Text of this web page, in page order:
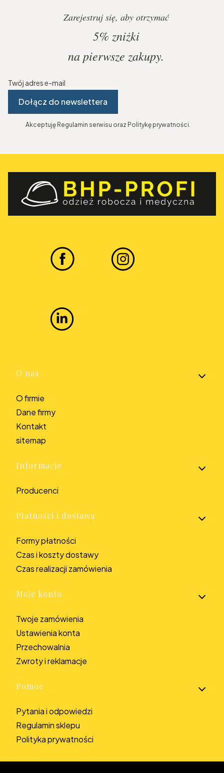
Zarejestruj się, aby otrzymać
5% zniżki
na pierwsze zakupy.
Twój adres e-mail
Dołącz do newslettera
Akceptuję Regulamin serwisu oraz Politykę prywatności.
Linki w stopce
O nas
O firmie
Dane firmy
Kontakt
sitemap
Informacje
Producenci
Płatności i dostawa
Formy płatności
Czas i koszty dostawy
Czas realizacji zamówienia
Moje konto
Twoje zamówienia
Ustawienia konta
Przechowalnia
Zwroty i reklamacje
Pomoc
Pytania i odpowiedzi
Regulamin sklepu
Polityka prywatności